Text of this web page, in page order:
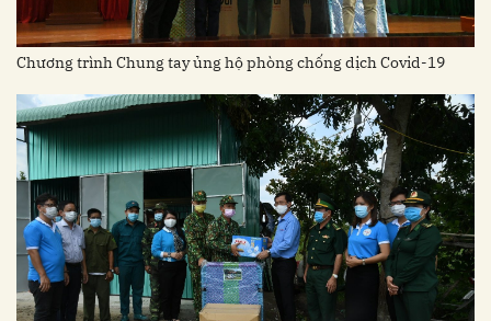
Chương trình Chung tay ủng hộ phòng chống dịch Covid-19